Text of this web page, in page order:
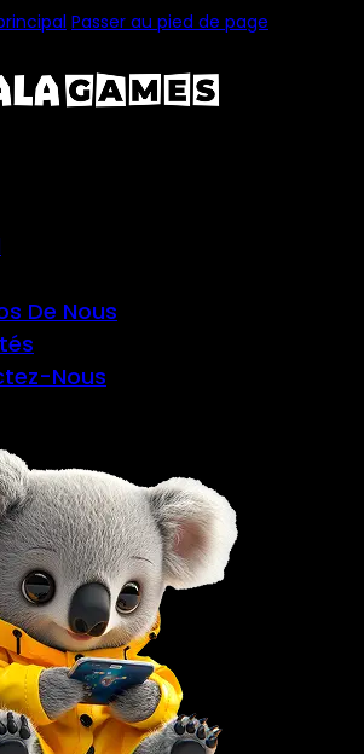
Passer au pied de page
De Nous
Nous